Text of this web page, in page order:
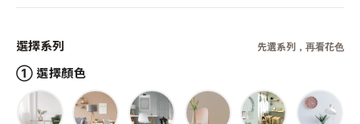
選擇系列 先選系列，再看花色
① 選擇顏色